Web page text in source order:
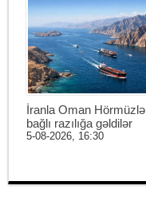
İranla Oman Hörmüzlə
bağlı razılığa gəldilər
5-08-2026, 16:30